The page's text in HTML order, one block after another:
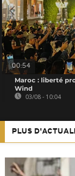
00:54
Maroc : liberté
Wind
03/08 - 10:04
PLUS